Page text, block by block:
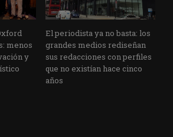
menos
y
El periodista ya no basta: los
grandes medios rediseñan
sus redacciones con perfiles
que no existían hace cinco
años